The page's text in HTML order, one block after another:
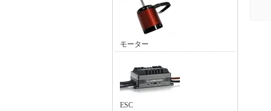
モーター
ESC